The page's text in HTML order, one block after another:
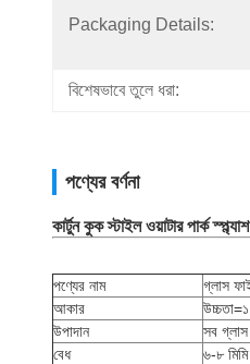
Packaging Details:
বিশেষভাবে তুলে ধরা:
পণ্যের বর্ণনা
কার্টুন কুক স্টাইল ওয়াটার পার্ক
পণ্যের নাম
গ্লাস
আকার
উপাদান
সব গ্লাস
বেধ
৬-৮ মিমি